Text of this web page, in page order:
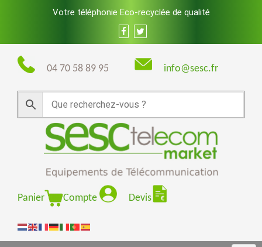
Votre téléphonie Eco-recyclée de qualité
04 70 58 89 95 info@sesc.fr
Panier Compte Devis